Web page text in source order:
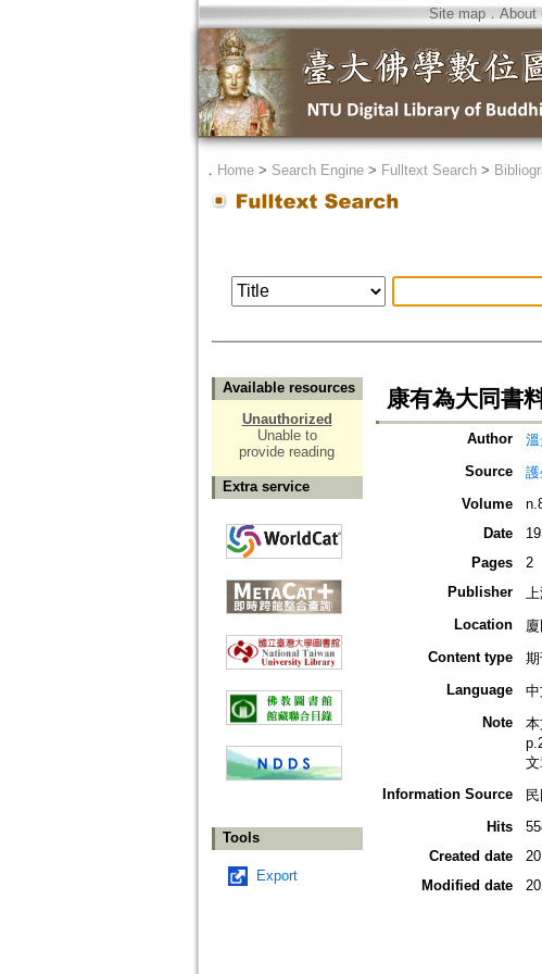
Site map．About
． Home> Search Engine> Fulltext Search>
Available resources
Unauthorized
Unable to
provide reading
Extra service
Tools
Export
康有為大同書
Author
Source
護
Volume
Date
Pages
2
Publisher
Location
Content type
Language
Note
Information Source
Hits
Created date
Modified date